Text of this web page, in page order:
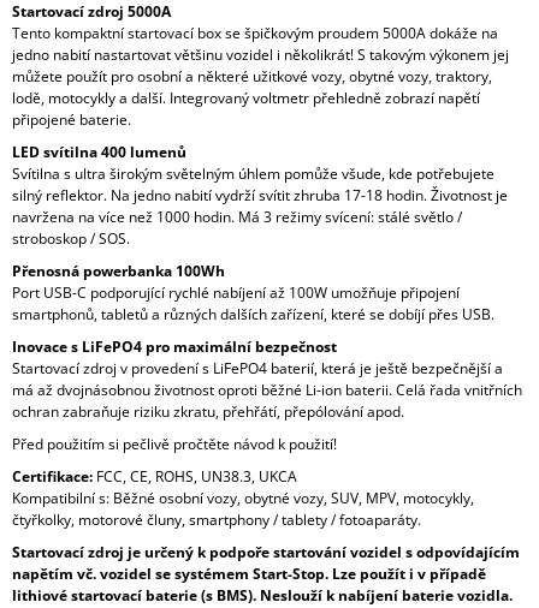
Startovací zdroj 5000A
Tento kompaktní startovací box se špičkovým proudem 5000A dokáže na
jedno nabití nastartovat většinu vozidel i několikrát! S takovým výkonem jej
můžete použít pro osobní a některé užitkové vozy, obytné vozy, traktory,
lodě, motocykly a další. Integrovaný voltmetr přehledně zobrazí napětí
připojené baterie.
LED svítilna 400 lumenů
Svítilna s ultra širokým světelným úhlem pomůže všude, kde potřebujete
silný reflektor. Na jedno nabití vydrží svítit zhruba 17-18 hodin. Životnost je
navržena na více než 1000 hodin. Má 3 režimy svícení: stálé světlo /
stroboskop / SOS.
Přenosná powerbanka 100Wh
Port USB-C podporující rychlé nabíjení až 100W umožňuje připojení
smartphonů, tabletů a různých dalších zařízení, které se dobíjí přes USB.
Inovace s LiFePO4 pro maximální bezpečnost
Startovací zdroj v provedení s LiFePO4 baterií, která je ještě bezpečnější a
má až dvojnásobnou životnost oproti běžné Li-ion baterii. Celá řada vnitřních
ochran zabraňuje riziku zkratu, přehřátí, přepólování apod.
Před použitím si pečlivě pročtěte návod k použití!
Certifikace: FCC, CE, ROHS, UN38.3, UKCA
Kompatibilní s: Běžné osobní vozy, obytné vozy, SUV, MPV, motocykly,
čtyřkolky, motorové čluny, smartphony / tablety / fotoaparáty.
Startovací zdroj je určený k podpoře startování vozidel s odpovídajícím
napětím vč. vozidel se systémem Start-Stop. Lze použít i v případě
lithiové startovací baterie (s BMS). Neslouží k nabíjení baterie vozidla.